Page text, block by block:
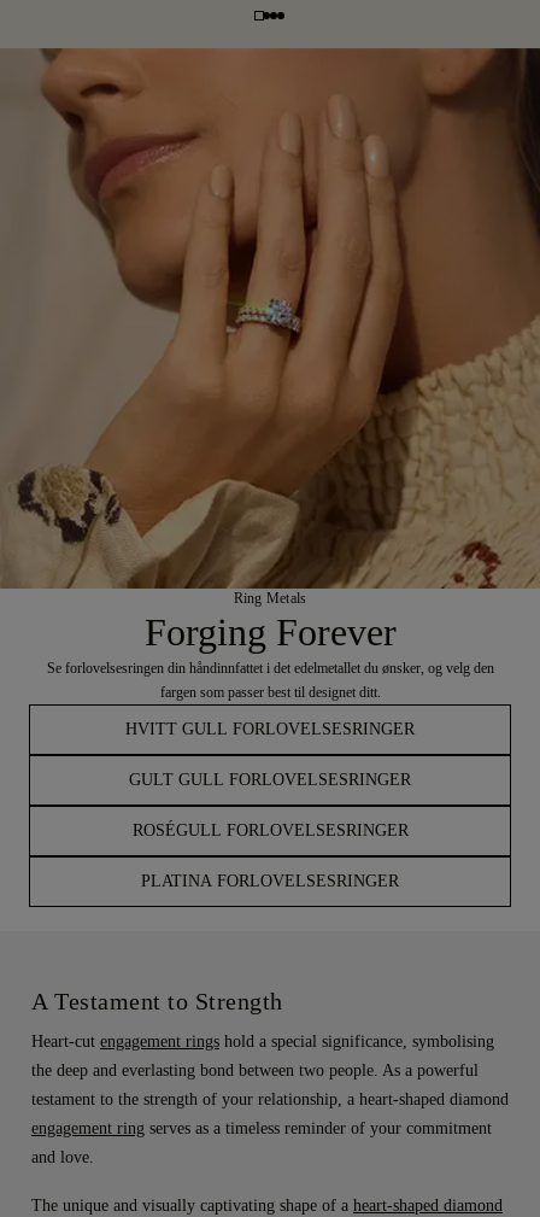
Ring Metals
Forging Forever
Se forlovelsesringen din håndinnfattet i det edelmetallet du ønsker, og velg den
fargen som passer best til designet ditt.
HVITT GULL FORLOVELSESRINGER
GULT GULL FORLOVELSESRINGER
ROSÉGULL FORLOVELSESRINGER
PLATINA FORLOVELSESRINGER
A Testament to Strength
Heart-cut engagement rings hold a special significance, symbolising
the deep and everlasting bond between two people. As a powerful
testament to the strength of your relationship, a heart-shaped diamond
engagement ring serves as a timeless reminder of your commitment
and love.
The unique and visually captivating shape of a heart-shaped diamond